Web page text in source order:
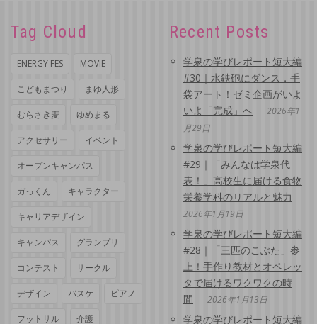
Tag Cloud
ENERGY FES MOVIE
こどもまつり まゆ人形
むらさき麦 ゆめまる
アクセサリー イベント
オープンキャンパス
ガっくん キャラクター
キャリアデザイン
キャンパス グランプリ
コンテスト サークル
デザイン バスケ ピアノ
フットサル 介護
Recent Posts
学泉の学びレポート短大編
#30｜水鉄砲にダンス，手
袋アート！ゼミ企画がいよ
いよ「完成」へ
2026年1
月29日
学泉の学びレポート短大編
#29｜「みんなは学泉代
表！」高校生に届ける食物
栄養学科のリアルと魅力
2026年1月19日
学泉の学びレポート短大編
#28｜「三匹のこぶた」参
上！手作り教材とオペレッ
タで届けるワクワクの時
間
2026年1月13日
学泉の学びレポート短大編